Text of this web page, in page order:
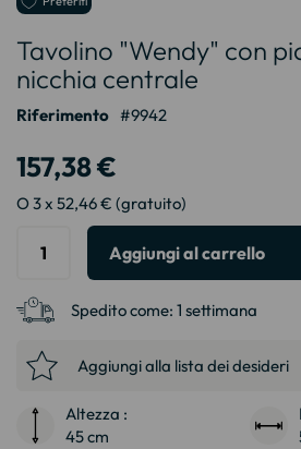
della
galleria
di
immagini
Tavolino "Wendy" con
nicchia centrale
Riferimento 9942
157,38 €
O 3 x 52,46 € (gratuito)
Aggiungi al carrello
Spedito come: 1 settimana
Aggiungi alla lista dei desideri
Altezza :
45 cm